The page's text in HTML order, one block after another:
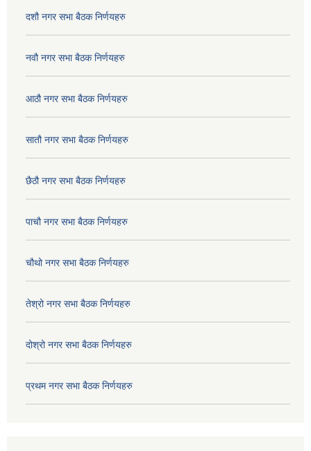
दशौ नगर सभा बैठक निर्णयहरु
नवौ नगर सभा बैठक निर्णयहरु
आठौ नगर सभा बैठक निर्णयहरु
सातौ नगर सभा बैठक निर्णयहरु
छैठौ नगर सभा बैठक निर्णयहरु
पाचौ नगर सभा बैठक निर्णयहरु
चौथो नगर सभा बैठक निर्णयहरु
तेश्रो नगर सभा बैठक निर्णयहरु
दोश्रो नगर सभा बैठक निर्णयहरु
प्रथम नगर सभा बैठक निर्णयहरु